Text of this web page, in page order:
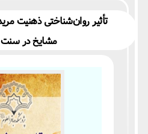
تأثیر‌ روان‌شناختی‌ ذهنیت‌
مشایخ‌ در‌ سنت‌